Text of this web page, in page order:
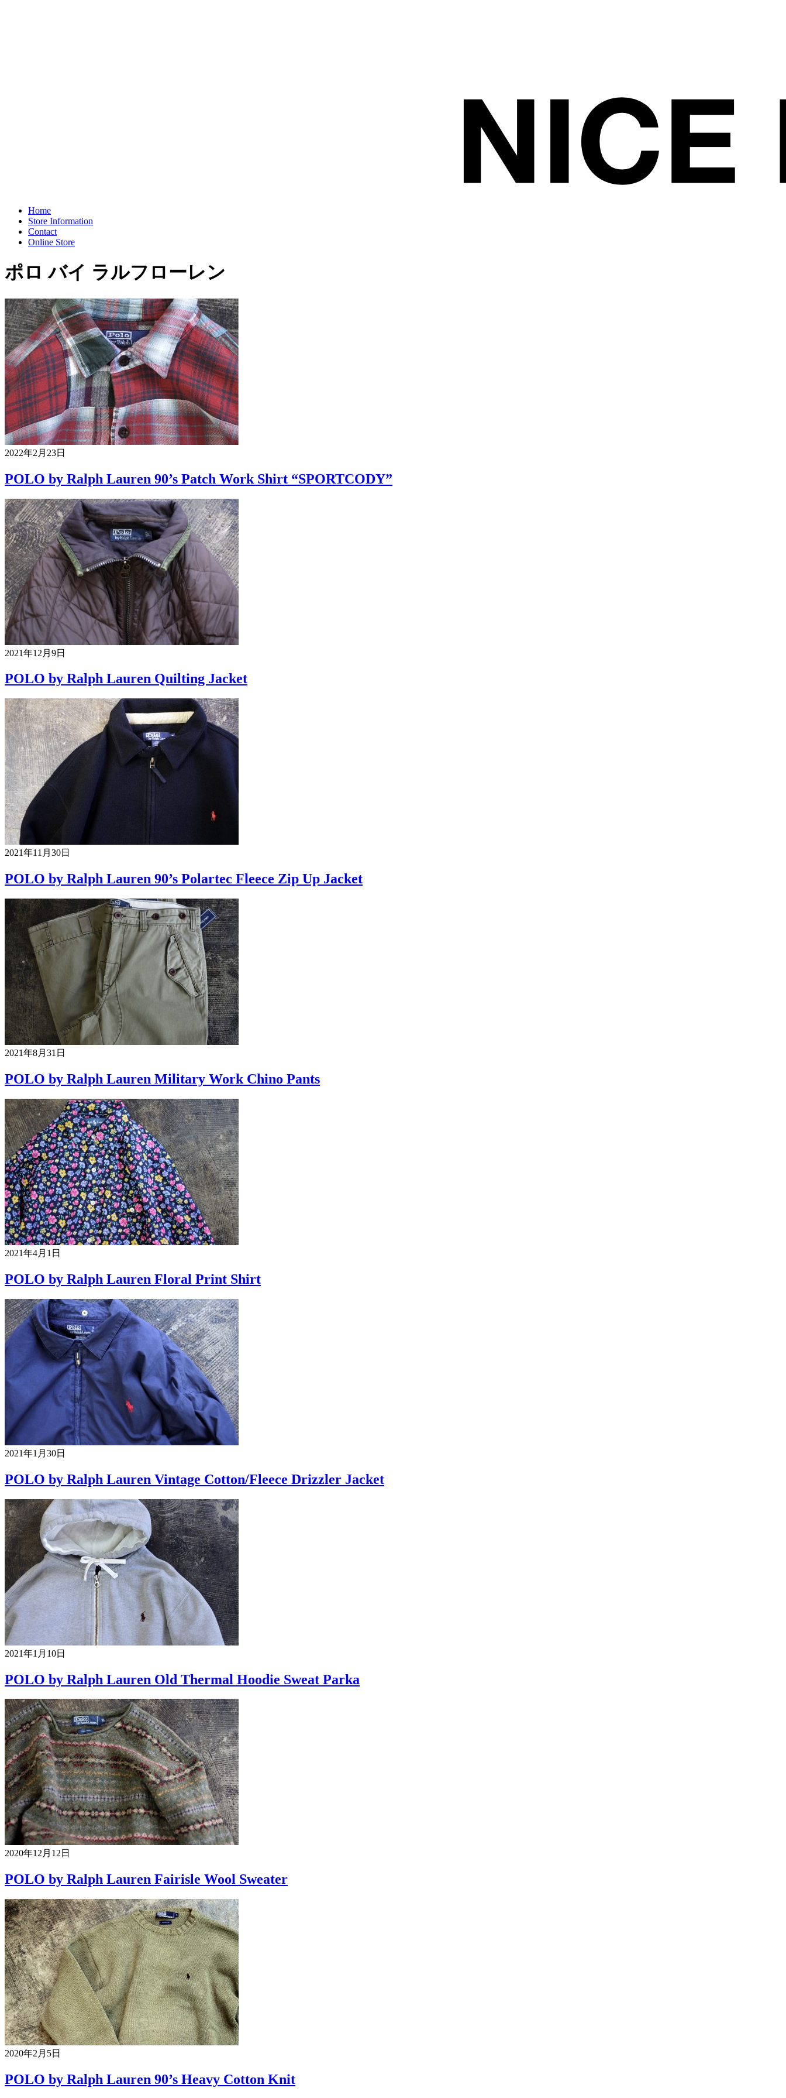
Home
Store Information
Contact
Online Store
ポロ バイ ラルフローレン
2022年2月23日
POLO by Ralph Lauren 90’s Patch Work Shirt “SPORTCODY”
2021年12月9日
POLO by Ralph Lauren Quilting Jacket
2021年11月30日
POLO by Ralph Lauren 90’s Polartec Fleece Zip Up Jacket
2021年8月31日
POLO by Ralph Lauren Military Work Chino Pants
2021年4月1日
POLO by Ralph Lauren Floral Print Shirt
2021年1月30日
POLO by Ralph Lauren Vintage Cotton/Fleece Drizzler Jacket
2021年1月10日
POLO by Ralph Lauren Old Thermal Hoodie Sweat Parka
2020年12月12日
POLO by Ralph Lauren Fairisle Wool Sweater
2020年2月5日
POLO by Ralph Lauren 90’s Heavy Cotton Knit